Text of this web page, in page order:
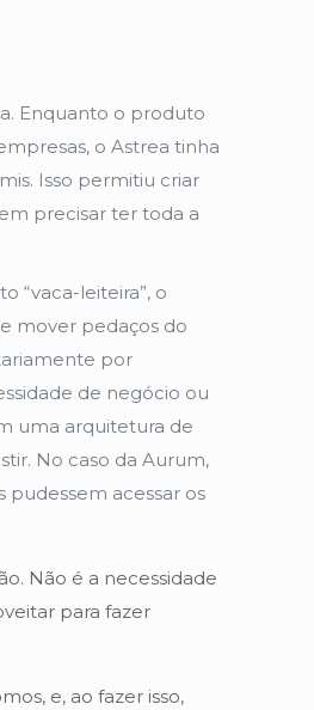
Enquanto o produto
o Astrea tinha
Isso permitiu criar
precisar ter toda a
“vaca-leiteira”, o
mover pedaços do
por
de negócio ou
uma arquitetura de
No caso da Aurum,
pudessem acessar os
Não é a necessidade
para fazer
e, ao fazer isso,